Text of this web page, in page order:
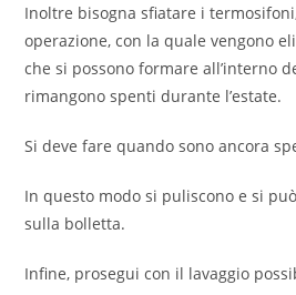
Inoltre bisogna sfiatare i
operazione, con la quale vengono
che si possono formare all’interno
rimangono spenti durante l’estate.
Si deve fare quando sono ancora
In questo modo si puliscono e si
sulla bolletta.
Infine, prosegui con il lavaggio